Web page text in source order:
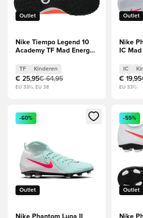
Outlet
Nike Tiempo Legend 10
Academy TF Mad Energy -
TF Kinderen
€ 25,95€ 64,95
EU 33½, EU 38
Outlet
Nike
IC
Kids
IC
€ 19,95
EU 33½
Opent een venster om in te loggen of
Outlet
-60%
Nike Phantom Luna II
Opent
Outlet
-55%
Nike